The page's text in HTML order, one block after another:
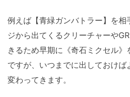
例えば【青緑ガンバトラー】を
ジから出てくるクリーチャーや
きるため早期に《奇石ミクセル
ですが、いつまでに出しておけ
変わってきます。